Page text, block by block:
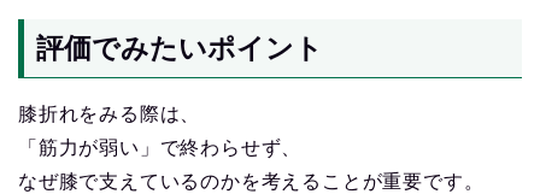
評価でみたいポイント
膝折れをみる際は、
「筋力が弱い」で終わらせず、
なぜ膝で支えているのかを考えることが重要です。